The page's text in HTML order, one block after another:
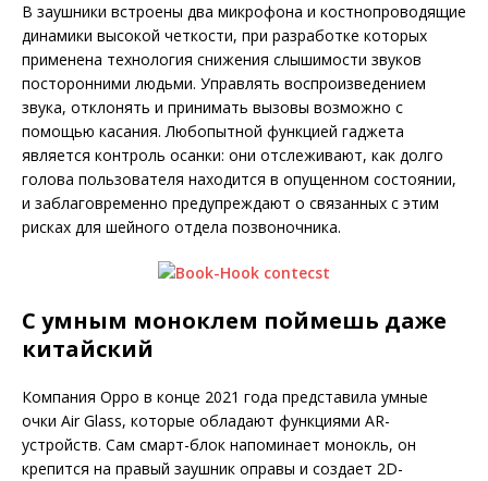
В заушники встроены два микрофона и костнопроводящие
динамики высокой четкости, при разработке которых
применена технология снижения слышимос­ти звуков
посторонними людьми. Управлять воспроиз­ведением
звука, отклонять и принимать вызовы возможно с
помощью касания. Любопытной функцией гаджета
является контроль осанки: они отслеживают, как долго
голова пользователя находится в опущенном состоянии,
и заблаговременно предупреждают о связанных с этим
рисках для шейного отдела позвоночника.
С умным моноклем поймешь даже
китайский
Компания Oppo в конце 2021 года представила умные
очки Air Glass, которые обладают функциями AR-
устройств. Сам смарт-блок напоминает монокль, он
крепится на правый заушник оправы и создает 2D-